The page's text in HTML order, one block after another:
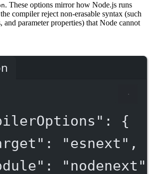
. These options mirror how Node.js runs
compiler reject non-erasable syntax (such
and parameter properties) that Node cannot
: {
: "esnext" ,
: "nodenext"